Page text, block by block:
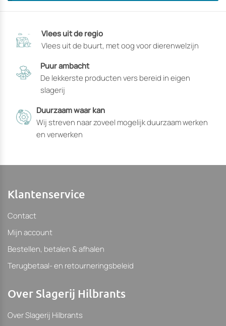
Vlees uit de regio
Vlees uit de buurt, met oog voor dierenwelzijn
Puur ambacht
De lekkerste producten vers bereid in eigen
slagerij
Duurzaam waar kan
Wij streven naar zoveel mogelijk duurzaam werken
en verwerken
Klantenservice
Contact
Mijn account
Bestellen, betalen & afhalen
Terugbetaal- en retourneringsbeleid
Over Slagerij Hilbrants
Over Slagerij Hilbrants